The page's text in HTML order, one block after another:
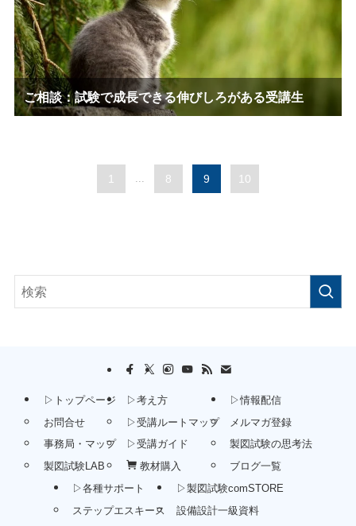
ご相談：試験で成長できる伸びしろがある受講生
1 ... 8 9 10
▷トップページ
お問合せ
事務局・マップ
製図試験LAB
▷考え方
▷受講ルートマップ
▷受講ガイド
教材購入
▷情報配信
メルマガ登録
製図試験の思考法
ブログ一覧
▷各種サポート
ステップエスキース
▷製図試験comSTORE
設備設計一級資料